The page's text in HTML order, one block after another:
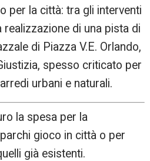
per la città: tra gli interventi
di una pista di
di Piazza V.E. Orlando,
spesso criticato per
urbani e naturali.
la spesa per la
gioco in città o per
già esistenti.